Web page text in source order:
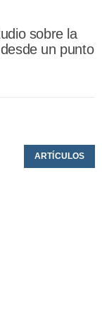
sobre la
un punto
ARTÍCULOS